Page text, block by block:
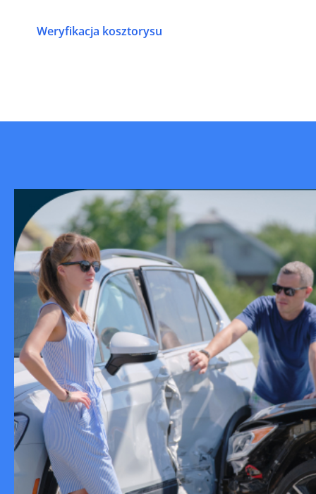
Weryfikacja kosztorysu